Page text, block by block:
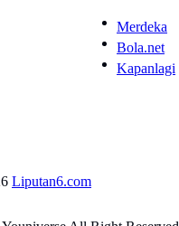
Merdeka
Bola.net
Kapanlagi
Liputan6.com